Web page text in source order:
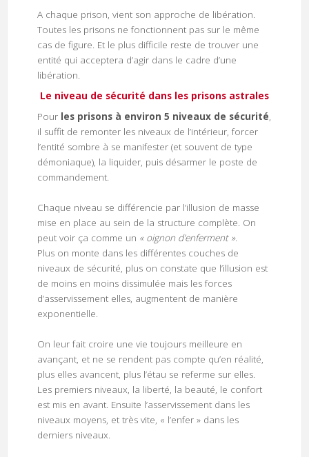
A chaque prison, vient son approche de libération.
Toutes les prisons ne fonctionnent pas sur le même
cas de figure. Et le plus difficile reste de trouver une
entité qui acceptera d’agir dans le cadre d’une
libération.
Le niveau de sécurité dans les prisons astrales
Pour les prisons à environ 5 niveaux de sécurité,
il suffit de remonter les niveaux de l’intérieur, forcer
l’entité sombre à se manifester (et souvent de type
démoniaque), la liquider, puis désarmer le poste de
commandement.
Chaque niveau se différencie par l’illusion de masse
mise en place au sein de la structure complète. On
peut voir ça comme un « oignon d’enferment ».
Plus on monte dans les différentes couches de
niveaux de sécurité, plus on constate que l’illusion est
de moins en moins dissimulée mais les forces
d’asservissement elles, augmentent de manière
exponentielle.
On leur fait croire une vie toujours meilleure en
avançant, et ne se rendent pas compte qu’en réalité,
plus elles avancent, plus l’étau se referme sur elles.
Les premiers niveaux, la liberté, la beauté, le confort
est mis en avant. Ensuite l’asservissement dans les
niveaux moyens, et très vite, « l’enfer » dans les
derniers niveaux.